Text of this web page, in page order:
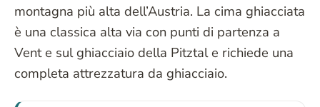
montagna più alta dell’Austria. La cima ghiacciata
è una classica alta via con punti di partenza a
Vent e sul ghiacciaio della Pitztal e richiede una
completa attrezzatura da ghiacciaio.